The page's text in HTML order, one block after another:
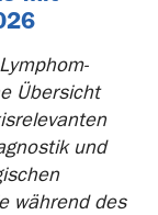
Übersicht
und
während des